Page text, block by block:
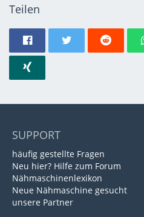
Teilen
SUPPORT
häufig gestellte Fragen
Neu hier? Hilfe zum Forum
Nähmaschinenlexikon
Neue Nähmaschine gesucht
unsere Partner